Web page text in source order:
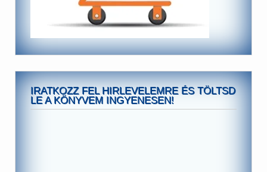
IRATKOZZ FEL HIRLEVELEMRE ÉS TÖLTSD
LE A KÖNYVEM INGYENESEN!